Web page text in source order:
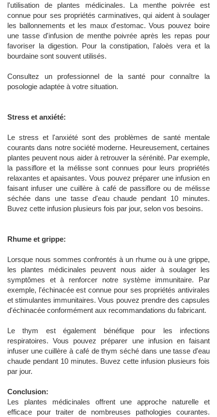
l'utilisation de plantes médicinales. La menthe poivrée est
connue pour ses propriétés carminatives, qui aident à soulager
les ballonnements et les maux d'estomac. Vous pouvez boire
une tasse d'infusion de menthe poivrée après les repas pour
favoriser la digestion. Pour la constipation, l'aloès vera et la
bourdaine sont souvent utilisés.
Consultez un professionnel de la santé pour connaître la
posologie adaptée à votre situation.
Stress et anxiété:
Le stress et l'anxiété sont des problèmes de santé mentale
courants dans notre société moderne. Heureusement, certaines
plantes peuvent nous aider à retrouver la sérénité. Par exemple,
la passiflore et la mélisse sont connues pour leurs propriétés
relaxantes et apaisantes. Vous pouvez préparer une infusion en
faisant infuser une cuillère à café de passiflore ou de mélisse
séchée dans une tasse d'eau chaude pendant 10 minutes.
Buvez cette infusion plusieurs fois par jour, selon vos besoins.
Rhume et grippe:
Lorsque nous sommes confrontés à un rhume ou à une grippe,
les plantes médicinales peuvent nous aider à soulager les
symptômes et à renforcer notre système immunitaire. Par
exemple, l'échinacée est connue pour ses propriétés antivirales
et stimulantes immunitaires. Vous pouvez prendre des capsules
d'échinacée conformément aux recommandations du fabricant.
Le thym est également bénéfique pour les infections
respiratoires. Vous pouvez préparer une infusion en faisant
infuser une cuillère à café de thym séché dans une tasse d'eau
chaude pendant 10 minutes. Buvez cette infusion plusieurs fois
par jour.
Conclusion:
Les plantes médicinales offrent une approche naturelle et
efficace pour traiter de nombreuses pathologies courantes.